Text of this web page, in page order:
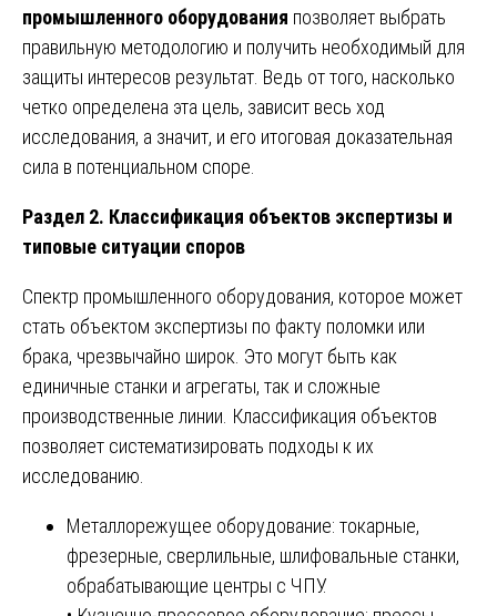
промышленного оборудования позволяет выбрать
правильную методологию и получить необходимый для
защиты интересов результат. Ведь от того, насколько
четко определена эта цель, зависит весь ход
исследования, а значит, и его итоговая доказательная
сила в потенциальном споре.
Раздел 2. Классификация объектов экспертизы и
типовые ситуации споров
Спектр промышленного оборудования, которое может
стать объектом экспертизы по факту поломки или
брака, чрезвычайно широк. Это могут быть как
единичные станки и агрегаты, так и сложные
производственные линии. Классификация объектов
позволяет систематизировать подходы к их
исследованию.
Металлорежущее оборудование: токарные,
фрезерные, сверлильные, шлифовальные станки,
обрабатывающие центры с ЧПУ.